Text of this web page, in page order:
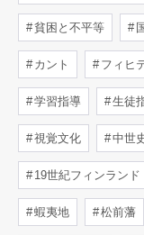
貧困と不平等
カント フィヒ
学習指導 生徒
視覚文化 中世
19世紀フィンランド
蝦夷地 松前藩